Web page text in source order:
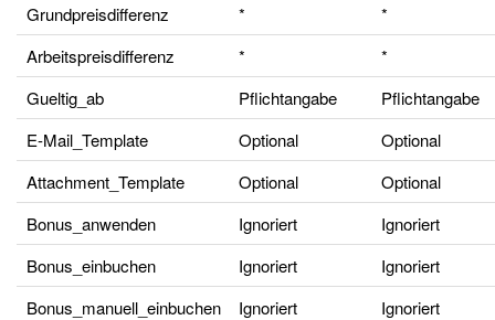
Grundpreisdifferenz
*
*
Arbeitspreisdifferenz
*
*
Gueltig_ab
Pflichtangabe
Pflichtangabe
E-Mail_Template
Optional
Optional
Attachment_Template
Optional
Optional
Bonus_anwenden
Ignoriert
Ignoriert
Bonus_einbuchen
Ignoriert
Ignoriert
Bonus_manuell_einbuchen
Ignoriert
Ignoriert